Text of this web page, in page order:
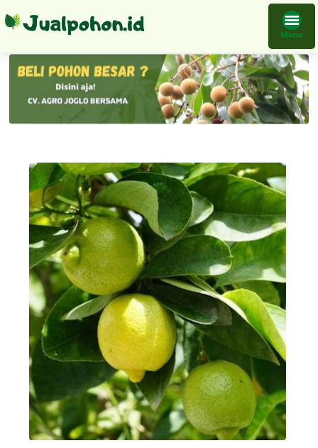
Bibit Tanaman Jeruk Lemon Okulasi Cepat Berbuah Kontraktor Pembibitan